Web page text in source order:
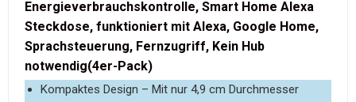
Energieverbrauchskontrolle, Smart Home Alexa
Steckdose, funktioniert mit Alexa, Google Home,
Sprachsteuerung, Fernzugriff, Kein Hub
notwendig(4er-Pack)
Kompaktes Design – Mit nur 4,9 cm Durchmesser